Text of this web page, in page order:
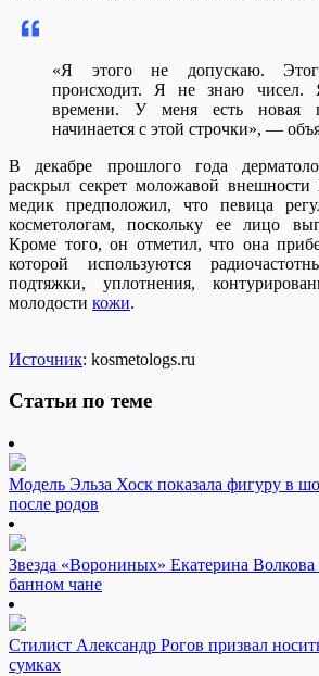
«Я этого не допускаю.
происходит. Я не знаю
времени. У меня есть новая
начинается с этой строчки», —
В декабре прошлого года
раскрыл секрет моложавой
медик предположил, что певица
косметологам, поскольку ее лицо
Кроме того, он отметил, что она
которой используются
подтяжки, уплотнения,
молодости кожи.
Источник: kosmetologs.ru
Статьи по теме
Модель Эльза Хоск показала фигуру в
после родов
Звезда «Ворониных» Екатерина Волкова
банном чане
Стилист Александр Рогов призвал
сумках